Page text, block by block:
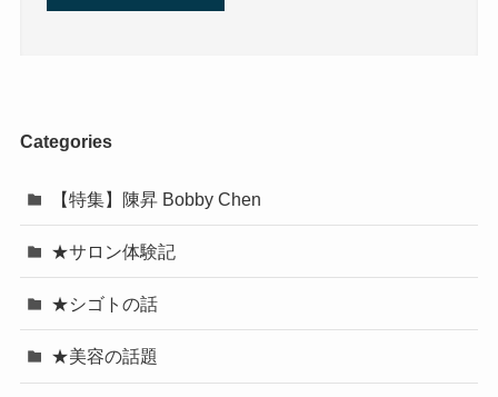
Categories
【特集】陳昇 Bobby Chen
★サロン体験記
★シゴトの話
★美容の話題